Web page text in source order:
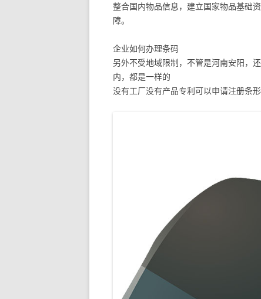
整合国内物品信息，建立国家物品基础
障。
企业如何办理条码
另外不受地域限制，不管是河南安阳，
内，都是一样的
没有工厂没有产品专利可以申请注册条